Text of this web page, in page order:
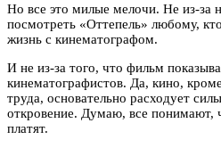
Но все это милые мелочи. Не из-за
посмотреть «Оттепель» любому,
жизнь с кинематографом.
И не из-за того, что фильм
кинематографистов. Да, кино,
труда, основательно расходует
откровение. Думаю, все понимают,
платят.